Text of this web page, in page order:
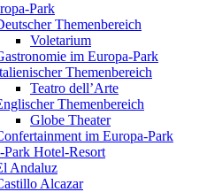
Park
Themenbereich
Voletarium
im Europa-Park
Themenbereich
Teatro dell’Arte
Themenbereich
Globe Theater
im Europa-Park
Park Hotel-Resort
Andaluz
Alcazar